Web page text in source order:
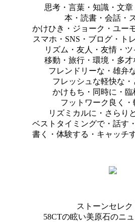
思考・言葉・知識・文
本・読書・会話・
かけひき・ジョーク・ユー
スマホ・SNS・ブログ・ト
リズム・友人・友情・
移動・旅行・環境・多
フレンドリーな・雄弁
フレッシュな軽快な・
かけもち・同時に・臨
フットワーク良く・
リズミカルに・さらり
ベストタイミングで・話す
書く・体験する・キャッチ
ストーンセレク
58CTの眩い美原石のニ